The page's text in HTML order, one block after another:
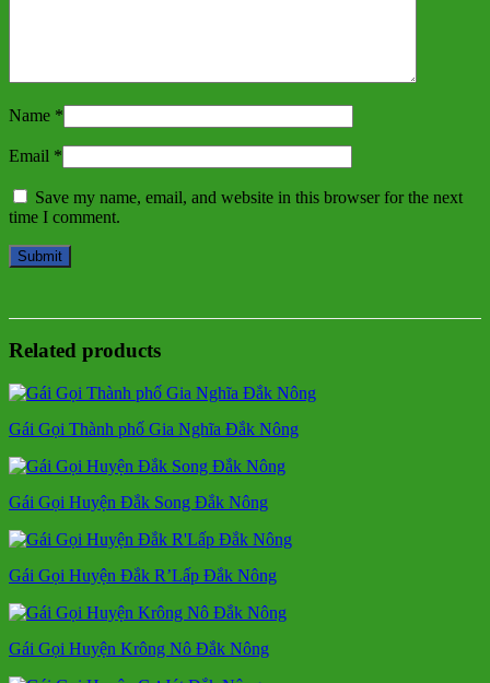
Name *
Email *
Save my name, email, and website in this browser for the next
time I comment.
Related products
Gái Gọi Thành phố Gia Nghĩa Đắk Nông
Gái Gọi Huyện Đắk Song Đắk Nông
Gái Gọi Huyện Đắk R’Lấp Đắk Nông
Gái Gọi Huyện Krông Nô Đắk Nông